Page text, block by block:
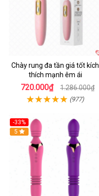
Chày rung đa tần giá tốt kích
thích mạnh êm ái
720.000₫ 1.286.000₫
(977)
-33%
Hot
5